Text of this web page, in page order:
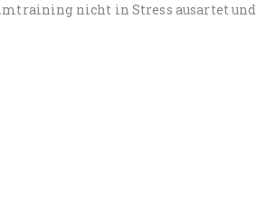
nicht in Stress ausartet und